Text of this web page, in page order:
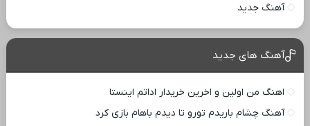
آهنگ جدید
آهنگ های جدید
اهنگ من اولین و اخرین خریدار اداتم اینستا
آهنگ چشام باریدم تورو تا دیدم باهام بازی کرد